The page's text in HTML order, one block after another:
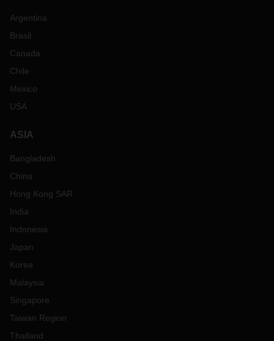
Argentina
Brasil
Canada
Chile
Mexico
USA
ASIA
Bangladesh
China
Hong Kong SAR
India
Indonesia
Japan
Korea
Malaysia
Singapore
Taiwan Region
Thailand